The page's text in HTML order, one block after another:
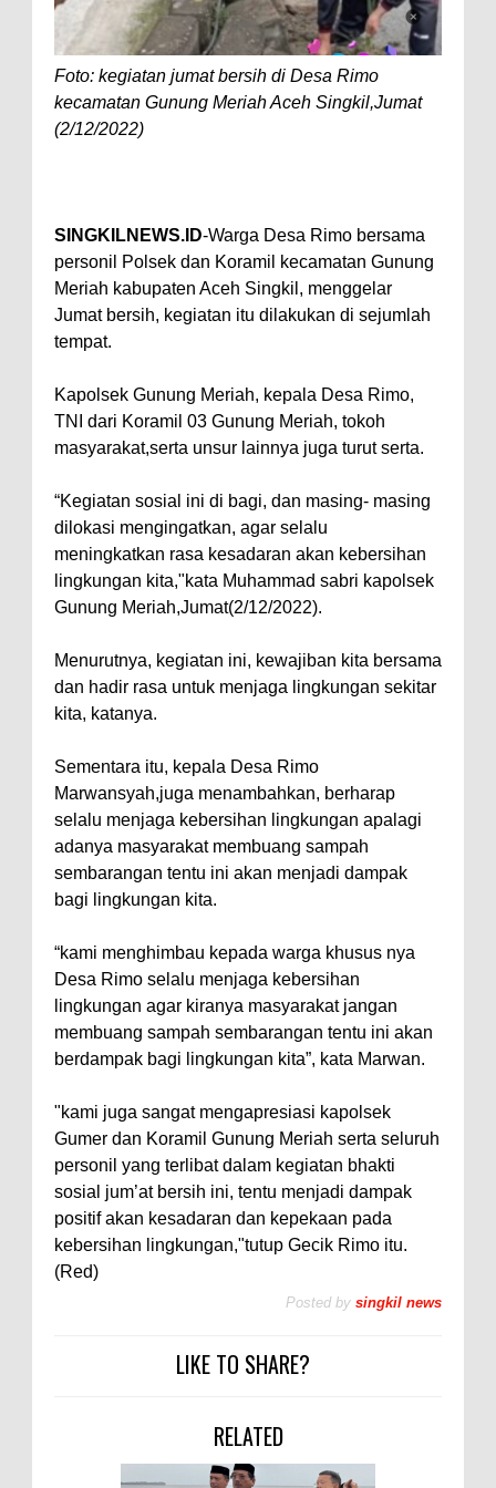
Foto: kegiatan jumat bersih di Desa Rimo
kecamatan Gunung Meriah Aceh Singkil,Jumat
(2/12/2022)
SINGKILNEWS.ID-Warga Desa Rimo bersama
personil Polsek dan Koramil kecamatan Gunung
Meriah kabupaten Aceh Singkil, menggelar
Jumat bersih, kegiatan itu dilakukan di sejumlah
tempat.
Kapolsek Gunung Meriah, kepala Desa Rimo,
TNI dari Koramil 03 Gunung Meriah, tokoh
masyarakat,serta unsur lainnya juga turut serta.
“Kegiatan sosial ini di bagi, dan masing- masing
dilokasi mengingatkan, agar selalu
meningkatkan rasa kesadaran akan kebersihan
lingkungan kita,"kata Muhammad sabri kapolsek
Gunung Meriah,Jumat(2/12/2022).
Menurutnya, kegiatan ini, kewajiban kita bersama
dan hadir rasa untuk menjaga lingkungan sekitar
kita, katanya.
Sementara itu, kepala Desa Rimo
Marwansyah,juga menambahkan, berharap
selalu menjaga kebersihan lingkungan apalagi
adanya masyarakat membuang sampah
sembarangan tentu ini akan menjadi dampak
bagi lingkungan kita.
“kami menghimbau kepada warga khusus nya
Desa Rimo selalu menjaga kebersihan
lingkungan agar kiranya masyarakat jangan
membuang sampah sembarangan tentu ini akan
berdampak bagi lingkungan kita”, kata Marwan.
"kami juga sangat mengapresiasi kapolsek
Gumer dan Koramil Gunung Meriah serta seluruh
personil yang terlibat dalam kegiatan bhakti
sosial jum’at bersih ini, tentu menjadi dampak
positif akan kesadaran dan kepekaan pada
kebersihan lingkungan,"tutup Gecik Rimo itu.
(Red)
Posted by singkil news
LIKE TO SHARE?
RELATED